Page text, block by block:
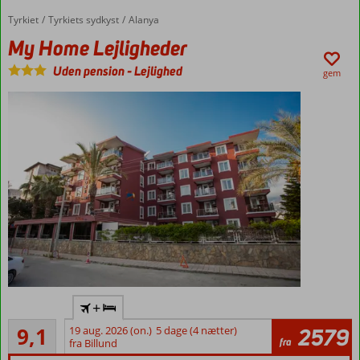
Værelser
på
stranden
Familieværelser
med plads til 4
Forside
Tyrkiet Tyrkiets sydkyst Alanya
My Home Lejligheder
My Home Lejligheder
Uden pension-Lejlighed gem
til
Gazipasa
9,1
Fremragende
156
anmeldelser
+
19 aug. 2026 (on.) 5 dage (4 nætter)
fra Billund
fra 2579